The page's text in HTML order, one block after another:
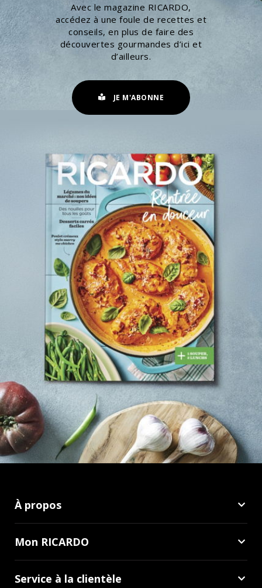
Avec le magazine RICARDO,
accédez à une foule de recettes et
conseils, en plus de faire des
découvertes gourmandes d’ici et
d’ailleurs.
JE M'ABONNE
À propos
Mon RICARDO
Service à la clientèle